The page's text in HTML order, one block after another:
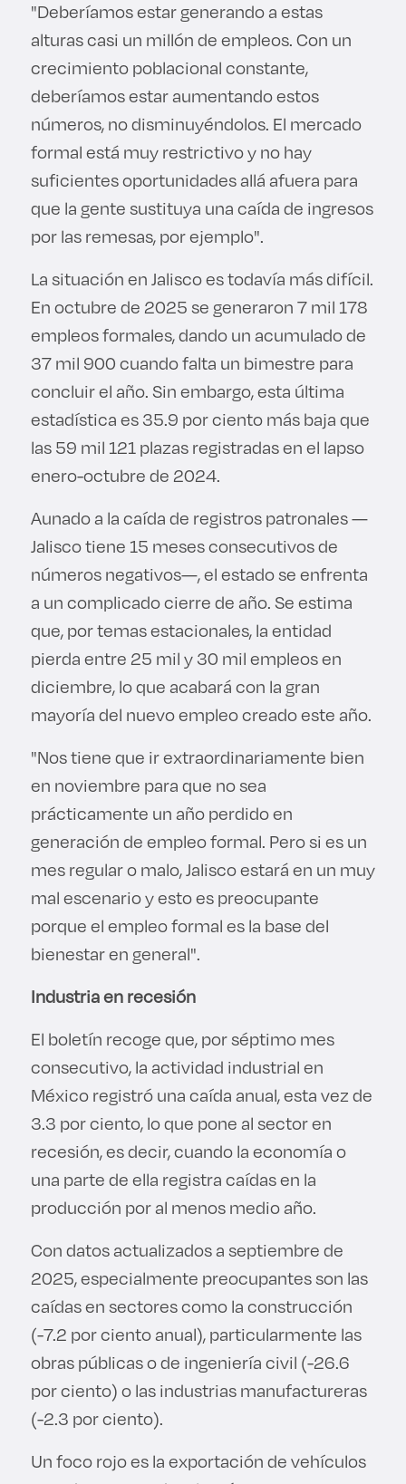
"Deberíamos estar generando a estas
alturas casi un millón de empleos. Con un
crecimiento poblacional constante,
deberíamos estar aumentando estos
números, no disminuyéndolos. El mercado
formal está muy restrictivo y no hay
suficientes oportunidades allá afuera para
que la gente sustituya una caída de ingresos
por las remesas, por ejemplo".
La situación en Jalisco es todavía más difícil.
En octubre de 2025 se generaron 7 mil 178
empleos formales, dando un acumulado de
37 mil 900 cuando falta un bimestre para
concluir el año. Sin embargo, esta última
estadística es 35.9 por ciento más baja que
las 59 mil 121 plazas registradas en el lapso
enero-octubre de 2024.
Aunado a la caída de registros patronales —
Jalisco tiene 15 meses consecutivos de
números negativos—, el estado se enfrenta
a un complicado cierre de año. Se estima
que, por temas estacionales, la entidad
pierda entre 25 mil y 30 mil empleos en
diciembre, lo que acabará con la gran
mayoría del nuevo empleo creado este año.
"Nos tiene que ir extraordinariamente bien
en noviembre para que no sea
prácticamente un año perdido en
generación de empleo formal. Pero si es un
mes regular o malo, Jalisco estará en un muy
mal escenario y esto es preocupante
porque el empleo formal es la base del
bienestar en general".
Industria en recesión
El boletín recoge que, por séptimo mes
consecutivo, la actividad industrial en
México registró una caída anual, esta vez de
3.3 por ciento, lo que pone al sector en
recesión, es decir, cuando la economía o
una parte de ella registra caídas en la
producción por al menos medio año.
Con datos actualizados a septiembre de
2025, especialmente preocupantes son las
caídas en sectores como la construcción
(-7.2 por ciento anual), particularmente las
obras públicas o de ingeniería civil (-26.6
por ciento) o las industrias manufactureras
(-2.3 por ciento).
Un foco rojo es la exportación de vehículos